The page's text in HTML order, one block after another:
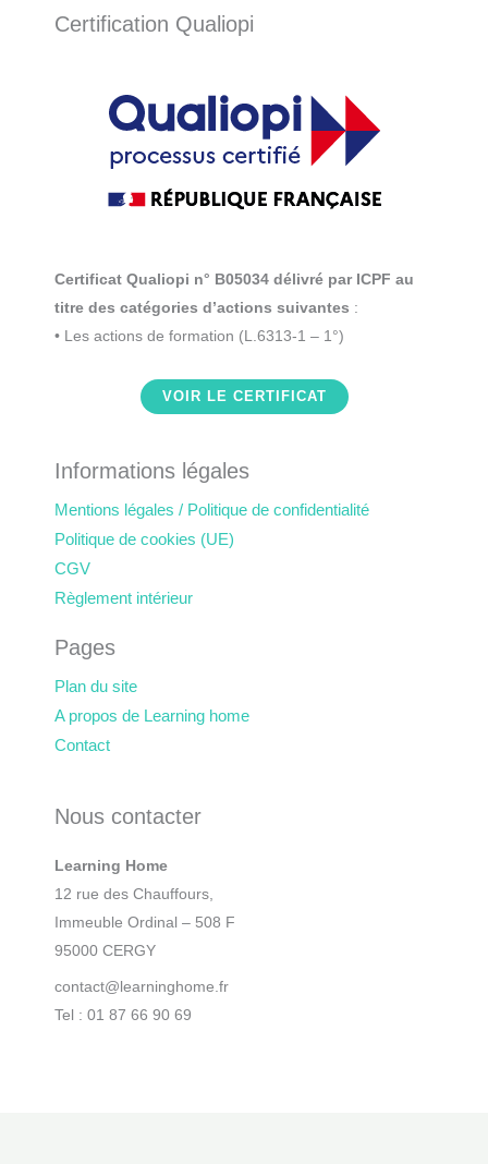
Certification Qualiopi
Certificat Qualiopi n° B05034 délivré par ICPF au
titre des catégories d’actions suivantes :
• Les actions de formation (L.6313-1 – 1°)
VOIR LE CERTIFICAT
Informations légales
Mentions légales / Politique de confidentialité
Politique de cookies (UE)
CGV
Règlement intérieur
Pages
Plan du site
A propos de Learning home
Contact
Nous contacter
Learning Home
12 rue des Chauffours,
Immeuble Ordinal – 508 F
95000 CERGY
contact@learninghome.fr
Tel : 01 87 66 90 69